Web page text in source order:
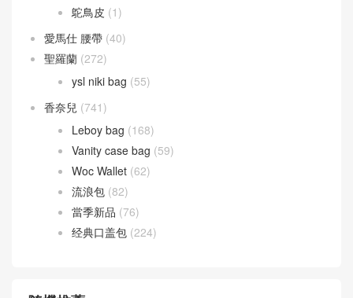
鴕鳥皮 (1)
愛馬仕 腰帶 (40)
聖羅蘭 (272)
ysl niki bag (55)
香奈兒 (741)
Leboy bag (168)
Vanity case bag (59)
Woc Wallet (62)
流浪包 (82)
當季新品 (76)
经典口盖包 (224)